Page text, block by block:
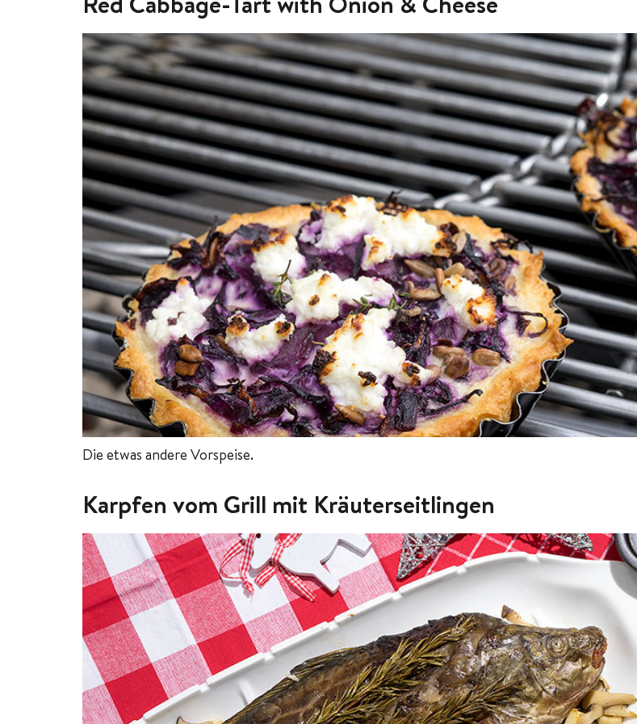
Die etwas andere Vorspeise.
Karpfen vom Grill mit Kräuterseitlingen